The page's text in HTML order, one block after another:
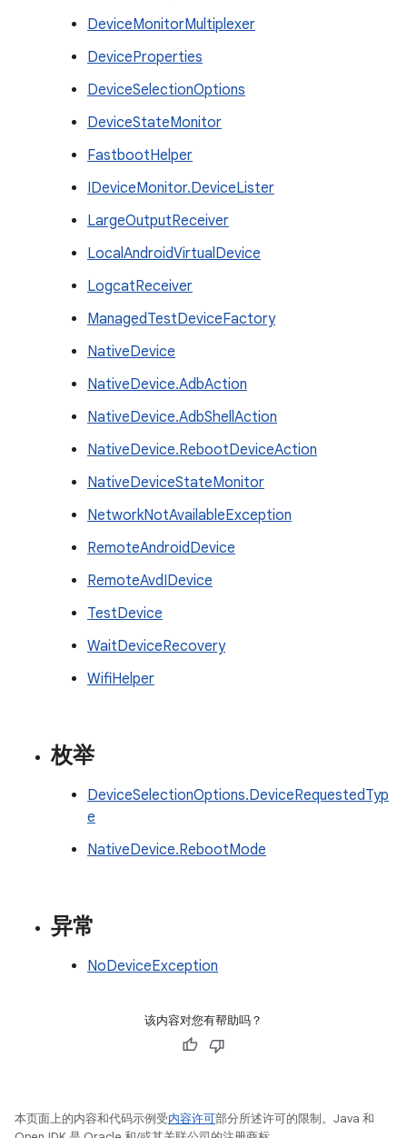
DeviceMonitorMultiplexer
DeviceProperties
DeviceSelectionOptions
DeviceStateMonitor
FastbootHelper
IDeviceMonitor.DeviceLister
LargeOutputReceiver
LocalAndroidVirtualDevice
LogcatReceiver
ManagedTestDeviceFactory
NativeDevice
NativeDevice.AdbAction
NativeDevice.AdbShellAction
NativeDevice.RebootDeviceAction
NativeDeviceStateMonitor
NetworkNotAvailableException
RemoteAndroidDevice
RemoteAvdIDevice
TestDevice
WaitDeviceRecovery
WifiHelper
枚举
DeviceSelectionOptions.DeviceRequestedTyp
e
NativeDevice.RebootMode
异常
NoDeviceException
该内容对您有帮助吗？
本页面上的内容和代码示例受内容许可部分所述许可的限制。Java 和